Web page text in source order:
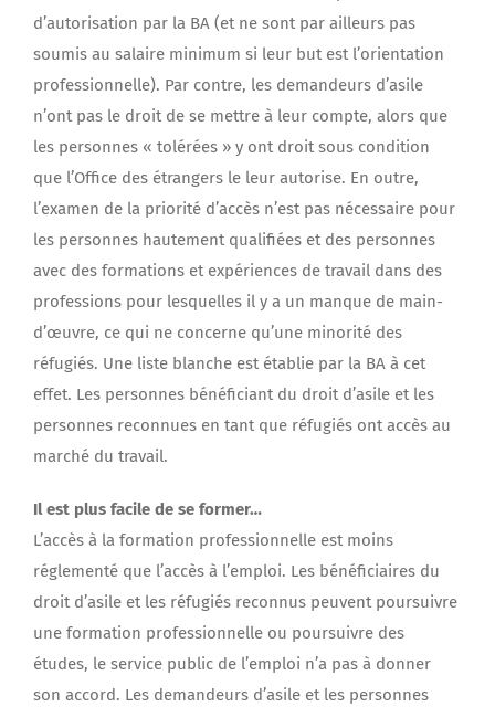
d’autorisation par la BA (et ne sont par ailleurs pas
soumis au salaire minimum si leur but est l’orientation
professionnelle). Par contre, les demandeurs d’asile
n’ont pas le droit de se mettre à leur compte, alors que
les personnes « tolérées » y ont droit sous condition
que l’Office des étrangers le leur autorise. En outre,
l’examen de la priorité d’accès n’est pas nécessaire pour
les personnes hautement qualifiées et des personnes
avec des formations et expériences de travail dans des
professions pour lesquelles il y a un manque de main-
d’œuvre, ce qui ne concerne qu’une minorité des
réfugiés. Une liste blanche est établie par la BA à cet
effet. Les personnes bénéficiant du droit d’asile et les
personnes reconnues en tant que réfugiés ont accès au
marché du travail.
Il est plus facile de se former…
L’accès à la formation professionnelle est moins
réglementé que l’accès à l’emploi. Les bénéficiaires du
droit d’asile et les réfugiés reconnus peuvent poursuivre
une formation professionnelle ou poursuivre des
études, le service public de l’emploi n’a pas à donner
son accord. Les demandeurs d’asile et les personnes